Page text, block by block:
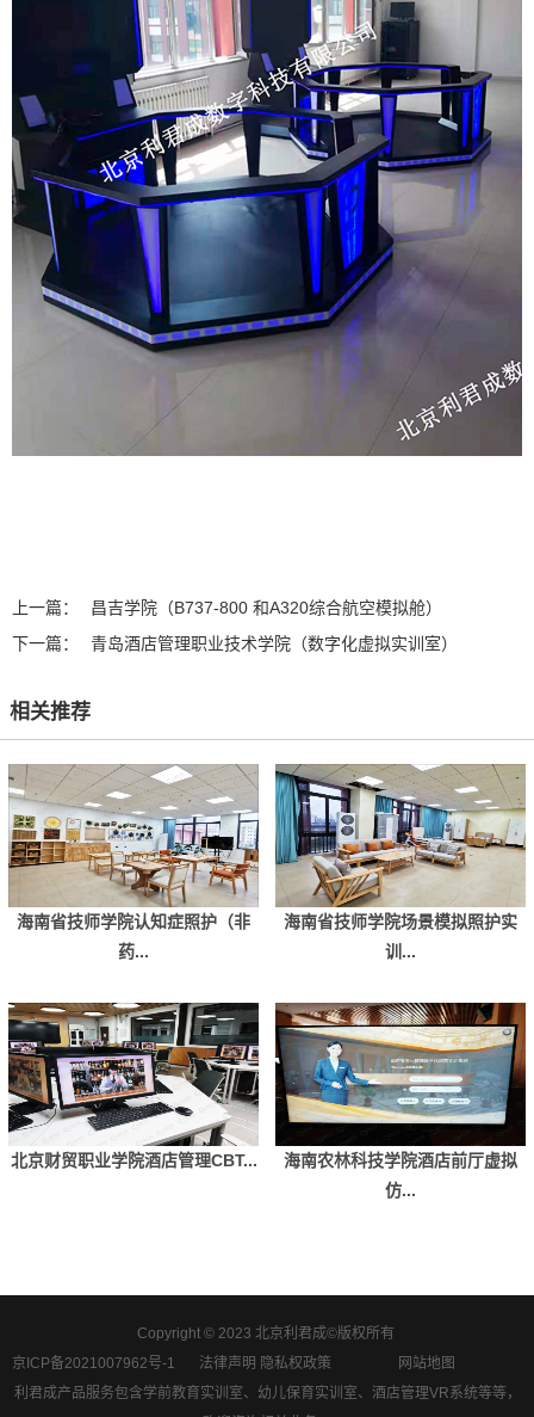
上一篇：
昌吉学院（B737-800 和A320综合航空模拟舱）
下一篇：
青岛酒店管理职业技术学院（数字化虚拟实训室）
相关推荐
海南省技师学院认知症照护（非
药...
海南省技师学院场景模拟照护实
训...
北京财贸职业学院酒店管理CBT...
海南农林科技学院酒店前厅虚拟
仿...
Copyright © 2023 北京利君成©版权所有
京ICP备2021007962号-1
法律声明 隐私权政策
网站地图
利君成产品服务包含学前教育实训室、幼儿保育实训室、酒店管理VR系统等等，